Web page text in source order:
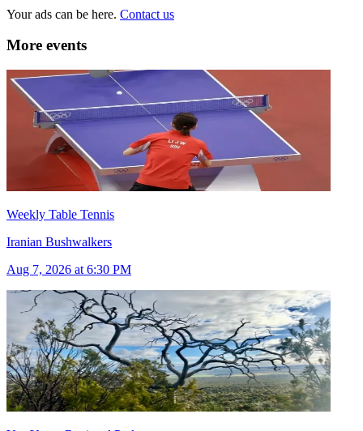
Your ads can be here. Contact us
More events
Weekly Table Tennis
Iranian Bushwalkers
Aug 7, 2026 at 6:30 PM